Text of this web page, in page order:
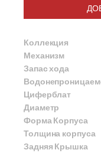
Коллекция
Механизм
Запас хода
Циферблат
Диаметр
Форма Корпуса
Толщина корпуса
Задняя Крышка